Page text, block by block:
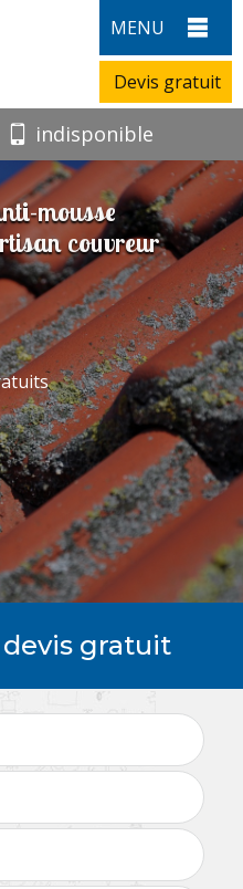
MENU
Devis gratuit
indisponible
mousse
couvreur
gratuit